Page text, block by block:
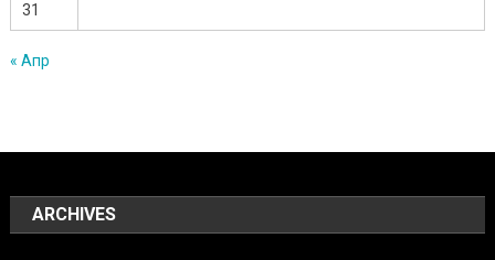
31
« Апр
ARCHIVES